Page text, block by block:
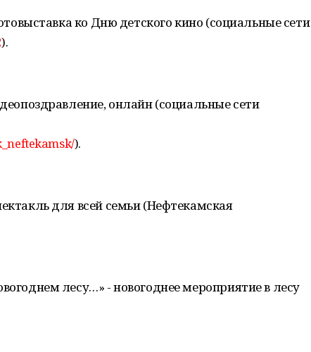
ко Дню детского кино (социальные сети
).
онлайн (социальные сети
).
для всей семьи (Нефтекамская
лесу…» - новогоднее мероприятие в лесу